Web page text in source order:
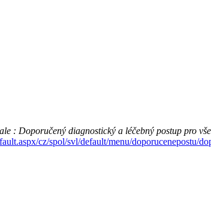
: Doporučený diagnostický a léčebný postup pro
cz/spol/svl/default/menu/doporucenepostu/